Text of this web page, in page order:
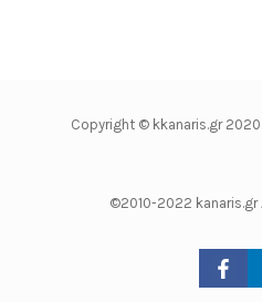
Copyright © kkanaris.gr
©2010-2022 kanaris.gr